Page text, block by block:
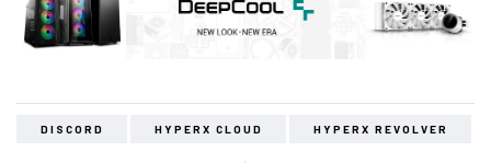
DISCORD HYPERX CLOUD HYPERX REVOLVER